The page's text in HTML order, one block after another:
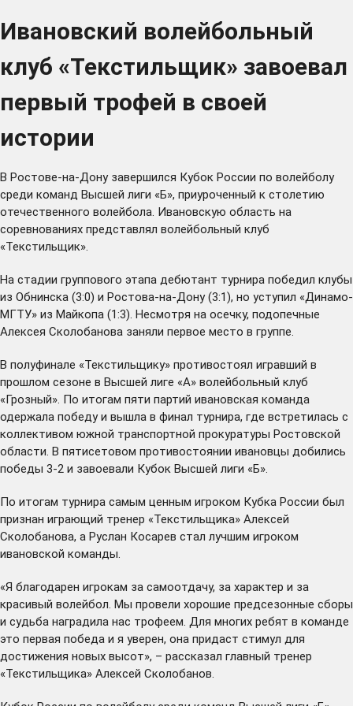
Ивановский волейбольный
клуб «Текстильщик» завоевал
первый трофей в своей
истории
В Ростове-на-Дону завершился Кубок России по волейболу
среди команд Высшей лиги «Б», приуроченный к столетию
отечественного волейбола. Ивановскую область на
соревнованиях представлял волейбольный клуб
«Текстильщик».
На стадии группового этапа дебютант турнира победил клубы
из Обнинска (3:0) и Ростова-на-Дону (3:1), но уступил «Динамо-
МГТУ» из Майкопа (1:3). Несмотря на осечку, подопечные
Алексея Сколобанова заняли первое место в группе.
В полуфинале «Текстильщику» противостоял игравший в
прошлом сезоне в Высшей лиге «А» волейбольный клуб
«Грозный». По итогам пяти партий ивановская команда
одержала победу и вышла в финал турнира, где встретилась с
коллективом южной транспортной прокуратуры Ростовской
области. В пятисетовом противостоянии ивановцы добились
победы 3-2 и завоевали Кубок Высшей лиги «Б».
По итогам турнира самым ценным игроком Кубка России был
признан играющий тренер «Текстильщика» Алексей
Сколобанова, а Руслан Косарев стал лучшим игроком
ивановской команды.
«Я благодарен игрокам за самоотдачу, за характер и за
красивый волейбол. Мы провели хорошие предсезонные сборы
и судьба наградила нас трофеем. Для многих ребят в команде
это первая победа и я уверен, она придаст стимул для
достижения новых высот», – рассказал главный тренер
«Текстильщика» Алексей Сколобанов.